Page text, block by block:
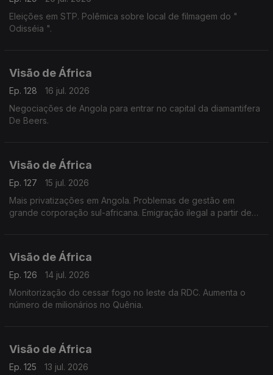
Eleições em STP. Polêmica sobre local de filmagem do "
Odisséia ".
Visão de África
Ep. 128
16 jul. 2026
Negociações de Angola para entrar no capital da diamantifera
De Beers.
Visão de África
Ep. 127
15 jul. 2026
Mais privatizações em Angola. Problemas de gestão em
grande corporação sul-africana. Emigração ilegal a partir de
Visão de África
Ep. 126
14 jul. 2026
Monitorização do cessar fogo no leste da RDC. Aumenta o
número de milionários no Quênia.
Visão de África
Ep. 125
13 jul. 2026